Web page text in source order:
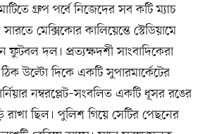
মাটিতে গ্রুপ পর্বে নিজেদের সব কটি ম্যাচ
মেক্সিকোর কালিয়েন্তে স্টেডিয়ামে
দল। প্রত্যক্ষদর্শী সাংবাদিকেরা
ঠিক উল্টো দিকে একটি সুপারমার্কেটের
নম্বরপ্লেট–সংবলিত একটি ধূসর রঙের
রাখা ছিল। পুলিশ গিয়ে সেটির পেছনের